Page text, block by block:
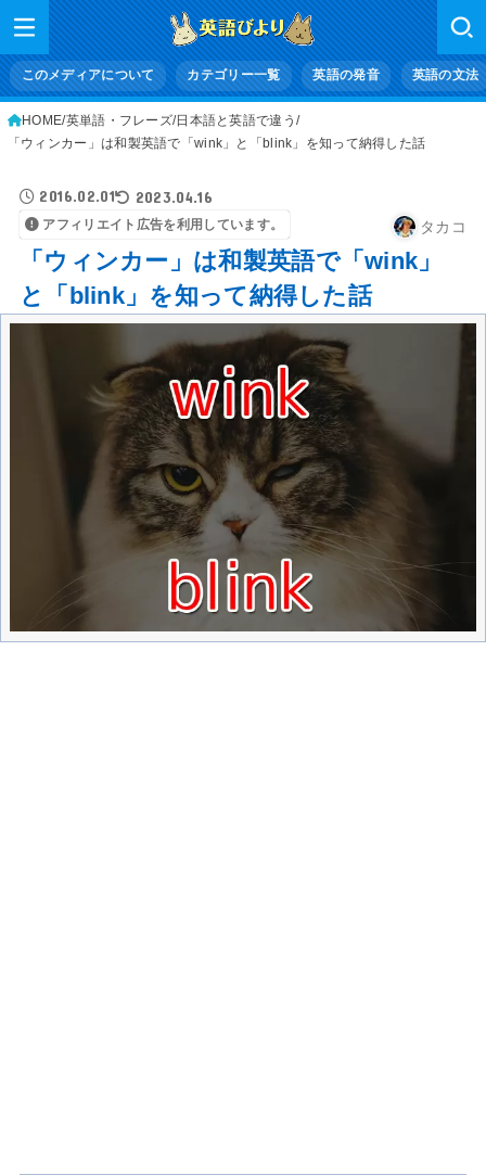
このメディアについて カテゴリー一覧 英語の発音 英語の文法
HOME 英単語・フレーズ 日本語と英語で違う
「ウィンカー」は和製英語で「wink」と「blink」を知って納得した話
2016.02.01 2023.04.16
アフィリエイト広告を利用しています。 タカコ
「ウィンカー」は和製英語で「wink」
と「blink」を知って納得した話